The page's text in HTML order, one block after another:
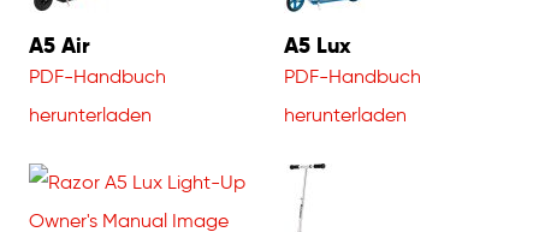
A5 Air
PDF-Handbuch
herunterladen
A5 Lux
PDF-Handbuch
herunterladen